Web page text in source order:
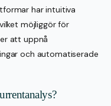
har intuitiva
möjliggör för
att uppnå
och automatiserade